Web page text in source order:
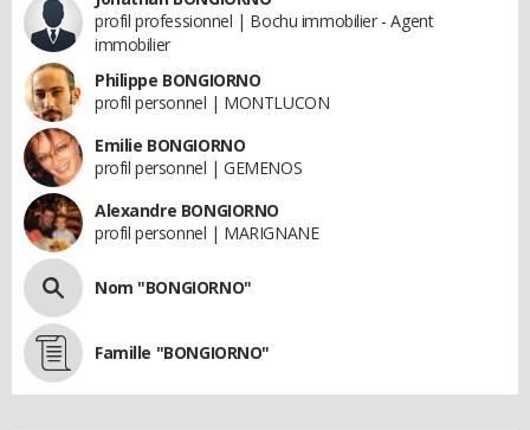
profil professionnel | Bochu immobilier - Agent
immobilier
Philippe BONGIORNO
profil personnel | MONTLUCON
Emilie BONGIORNO
profil personnel | GEMENOS
Alexandre BONGIORNO
profil personnel | MARIGNANE
Nom "BONGIORNO"
Famille "BONGIORNO"